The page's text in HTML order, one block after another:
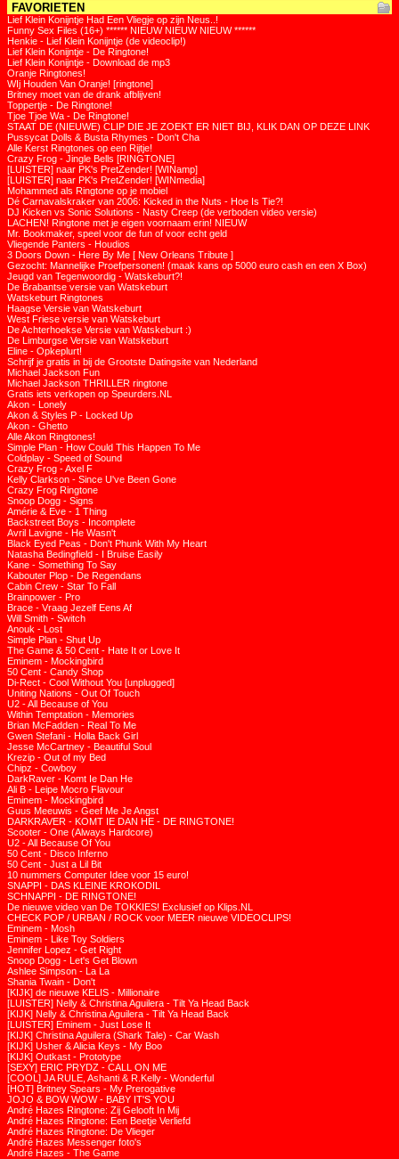
FAVORIETEN
Lief Klein Konijntje Had Een Vliegje op zijn Neus..!
Funny Sex Files (16+) ****** NIEUW NIEUW NIEUW ******
Henkie - Lief Klein Konijntje (de videoclip!)
Lief Klein Konijntje - De Ringtone!
Lief Klein Konijntje - Download de mp3
Oranje Ringtones!
WIj Houden Van Oranje! [ringtone]
Britney moet van de drank afblijven!
Toppertje - De Ringtone!
Tjoe Tjoe Wa - De Ringtone!
STAAT DE (NIEUWE) CLIP DIE JE ZOEKT ER NIET BIJ, KLIK DAN OP DEZE LINK
Pussycat Dolls & Busta Rhymes - Don't Cha
Alle Kerst Ringtones op een Rijtje!
Crazy Frog - Jingle Bells [RINGTONE]
[LUISTER] naar PK's PretZender! [WINamp]
[LUISTER] naar PK's PretZender! [WINmedia]
Mohammed als Ringtone op je mobiel
Dé Carnavalskraker van 2006: Kicked in the Nuts - Hoe Is Tie?!
DJ Kicken vs Sonic Solutions - Nasty Creep (de verboden video versie)
LACHEN! Ringtone met je eigen voornaam erin! NIEUW
Mr. Bookmaker, speel voor de fun of voor echt geld
Vliegende Panters - Houdios
3 Doors Down - Here By Me [ New Orleans Tribute ]
Gezocht: Mannelijke Proefpersonen! (maak kans op 5000 euro cash en een X Box)
Jeugd van Tegenwoordig - Watskeburt?!
De Brabantse versie van Watskeburt
Watskeburt Ringtones
Haagse Versie van Watskeburt
West Friese versie van Watskeburt
De Achterhoekse Versie van Watskeburt :)
De Limburgse Versie van Watskeburt
Eline - Opkeplurt!
Schrijf je gratis in bij de Grootste Datingsite van Nederland
Michael Jackson Fun
Michael Jackson THRILLER ringtone
Gratis iets verkopen op Speurders.NL
Akon - Lonely
Akon & Styles P - Locked Up
Akon - Ghetto
Alle Akon Ringtones!
Simple Plan - How Could This Happen To Me
Coldplay - Speed of Sound
Crazy Frog - Axel F
Kelly Clarkson - Since U've Been Gone
Crazy Frog Ringtone
Snoop Dogg - Signs
Amérie & Eve - 1 Thing
Backstreet Boys - Incomplete
Avril Lavigne - He Wasn't
Black Eyed Peas - Don't Phunk With My Heart
Natasha Bedingfield - I Bruise Easily
Kane - Something To Say
Kabouter Plop - De Regendans
Cabin Crew - Star To Fall
Brainpower - Pro
Brace - Vraag Jezelf Eens Af
Will Smith - Switch
Anouk - Lost
Simple Plan - Shut Up
The Game & 50 Cent - Hate It or Love It
Eminem - Mockingbird
50 Cent - Candy Shop
Di-Rect - Cool Without You [unplugged]
Uniting Nations - Out Of Touch
U2 - All Because of You
Within Temptation - Memories
Brian McFadden - Real To Me
Gwen Stefani - Holla Back Girl
Jesse McCartney - Beautiful Soul
Krezip - Out of my Bed
Chipz - Cowboy
DarkRaver - Komt Ie Dan He
Ali B - Leipe Mocro Flavour
Eminem - Mockingbird
Guus Meeuwis - Geef Me Je Angst
DARKRAVER - KOMT IE DAN HE - DE RINGTONE!
Scooter - One (Always Hardcore)
U2 - All Because Of You
50 Cent - Disco Inferno
50 Cent - Just a Lil Bit
10 nummers Computer Idee voor 15 euro!
SNAPPI - DAS KLEINE KROKODIL
SCHNAPPI - DE RINGTONE!
De nieuwe video van De TOKKIES! Exclusief op Klips.NL
CHECK POP / URBAN / ROCK voor MEER nieuwe VIDEOCLIPS!
Eminem - Mosh
Eminem - Like Toy Soldiers
Jennifer Lopez - Get Right
Snoop Dogg - Let's Get Blown
Ashlee Simpson - La La
Shania Twain - Don't
[KIJK] de nieuwe KELIS - Millionaire
[LUISTER] Nelly & Christina Aguilera - Tilt Ya Head Back
[KIJK] Nelly & Christina Aguilera - Tilt Ya Head Back
[LUISTER] Eminem - Just Lose It
[KIJK] Christina Aguilera (Shark Tale) - Car Wash
[KIJK] Usher & Alicia Keys - My Boo
[KIJK] Outkast - Prototype
[SEXY] ERIC PRYDZ - CALL ON ME
[COOL] JA RULE, Ashanti & R.Kelly - Wonderful
[HOT] Britney Spears - My Prerogative
JOJO & BOW WOW - BABY IT'S YOU
André Hazes Ringtone: Zij Gelooft In Mij
André Hazes Ringtone: Een Beetje Verliefd
André Hazes Ringtone: De Vlieger
André Hazes Messenger foto's
André Hazes - The Game